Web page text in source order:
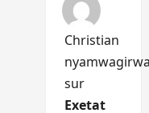
Christian
sur
Exetat